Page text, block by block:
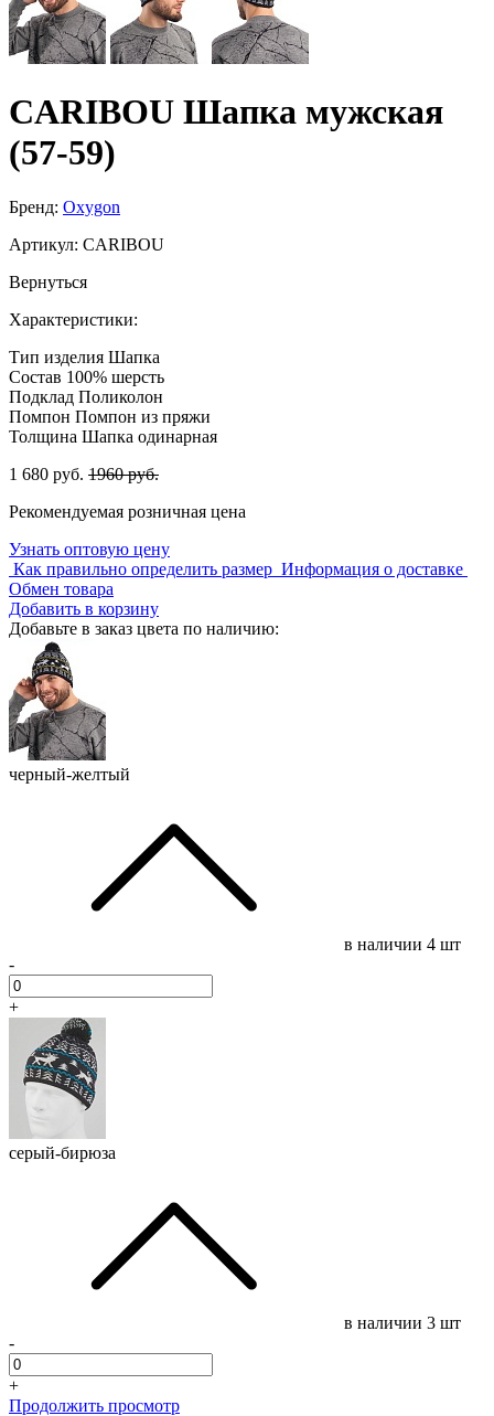
CARIBOU Шапка мужская
(57-59)
Бренд: Oxygon
Артикул: CARIBOU
Вернуться
Характеристики:
Тип изделия Шапка
Состав 100% шерсть
Подклад Поликолон
Помпон Помпон из пряжи
Толщина Шапка одинарная
1 680 руб. 1960 руб.
Рекомендуемая розничная цена
Узнать оптовую цену
Как правильно определить размер Информация о доставке
Обмен товара
Добавить в корзину
Добавьте в заказ цвета по наличию:
черный-желтый
в наличии 4 шт
-
+
серый-бирюза
в наличии 3 шт
-
+
Продолжить просмотр